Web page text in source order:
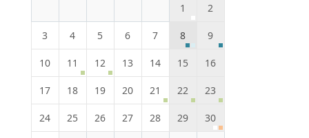
1 2
3 4 5 6 7 8 9
10 11 12 13 14 15 16
17 18 19 20 21 22 23
24 25 26 27 28 29 30